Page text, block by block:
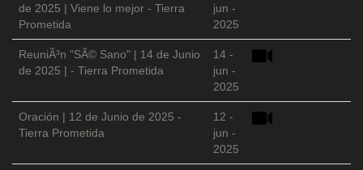
de 2025 | Viene lo mejor - Tierra
Prometida
jun -
2025
ReuniÃ³n "SÃ© Sano" | 14 de Junio
de 2025 | - Tierra Prometida
14 -
jun -
2025
Oración | 12 de Junio de 2025 -
Tierra Prometida
12 -
jun -
2025